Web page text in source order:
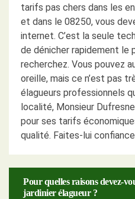
tarifs pas chers dans les
et dans le 08250, vous
internet. C’est la seule
de dénicher rapidement le
recherchez. Vous pouvez
oreille, mais ce n’est pas
élagueurs professionnels
localité, Monsieur
pour ses tarifs
qualité. Faites-lui
Pour quelles raisons devez-
jardinier élagueur ?